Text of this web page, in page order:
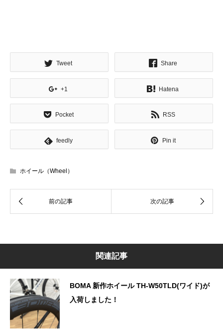
Tweet Share
+1 Hatena
Pocket RSS
feedly Pin it
ホイール（Wheel）
関連記事
BOMA 新作ホイール TH-W50TLD(ワイド)が
入荷しました！